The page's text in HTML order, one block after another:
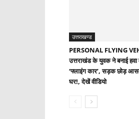
उत्तराखण्ड
PERSONAL FLYING
उत्तराखंड के युवक ने बनाई
‘फ्लाइंग कार’, सड़क छोड़
घर!, देखें वीडियो